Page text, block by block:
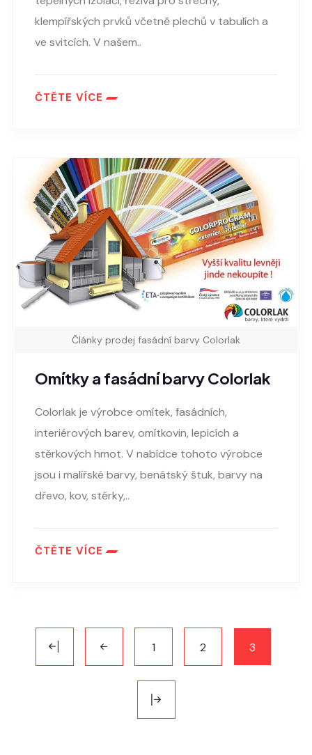
klempířských prvků včetně plechů v tabulích a
ve svitcích. V našem..
ČTĚTE VÍCE
Články prodej fasádní barvy Colorlak
Omítky a fasádní barvy Colorlak
Colorlak je výrobce omítek, fasádních,
interiérových barev, omítkovin, lepicích a
stěrkových hmot. V nabídce tohoto výrobce
jsou i malířské barvy, benátský štuk, barvy na
dřevo, kov, stěrky,..
ČTĚTE VÍCE
1 2 3